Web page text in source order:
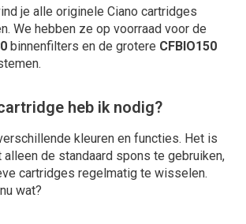
je alle originele Ciano cartridges
We hebben ze op voorraad voor de
binnenfilters en de grotere CFBIO150
heb ik nodig?
kleuren en functies. Het is
alleen de standaard spons te gebruiken,
cartridges regelmatig te wisselen.
wat?